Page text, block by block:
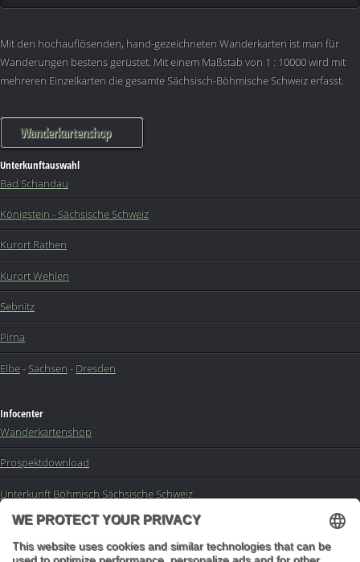
Mit den hochauflösenden, hand-gezeichneten Wanderkarten ist man für
Wanderungen bestens gerüstet. Mit einem Maßstab von 1 : 10000 wird mit
mehreren Einzelkarten die gesamte Sächsisch-Böhmische Schweiz erfasst.
Wanderkartenshop
Unterkunftauswahl
Bad Schandau
Königstein - Sächsische Schweiz
Kurort Rathen
Kurort Wehlen
Sebnitz
Pirna
Elbe-Sachsen - Dresden
Infocenter
Wanderkartenshop
Prospektdownload
Unterkunft Böhmisch Sächsische Schweiz
Veranstaltungskalender